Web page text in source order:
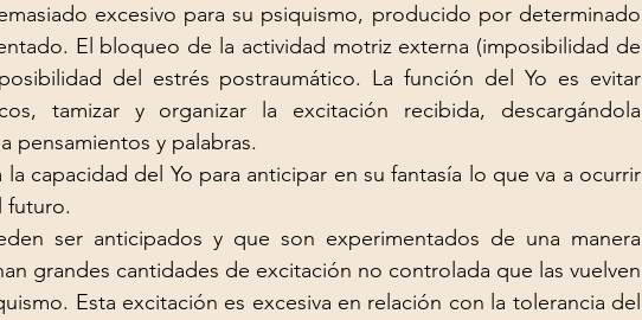
excesivo para su psiquismo, producido por determinado
El bloqueo de la actividad motriz externa (imposibilidad de
del estrés postraumático. La función del Yo es evitar
tamizar y organizar la excitación recibida, descargándola
pensamientos y palabras.
capacidad del Yo para anticipar en su fantasía lo que va a ocurrir
futuro.
ser anticipados y que son experimentados de una manera
grandes cantidades de excitación no controlada que las vuelven
Esta excitación es excesiva en relación con la tolerancia del